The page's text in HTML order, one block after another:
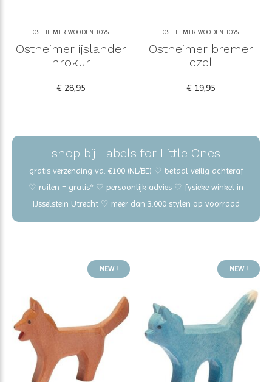
OSTHEIMER WOODEN TOYS
Ostheimer ijslander
hrokur
€ 28,95
OSTHEIMER WOODEN TOYS
Ostheimer bremer
ezel
€ 19,95
shop bij Labels for Little Ones
gratis verzending va. €100 (NL/BE) ♡ betaal veilig achteraf
♡ ruilen = gratis* ♡ persoonlijk advies ♡ fysieke winkel in
IJsselstein Utrecht ♡ meer dan 3.000 stylen op voorraad
NEW ! NEW !